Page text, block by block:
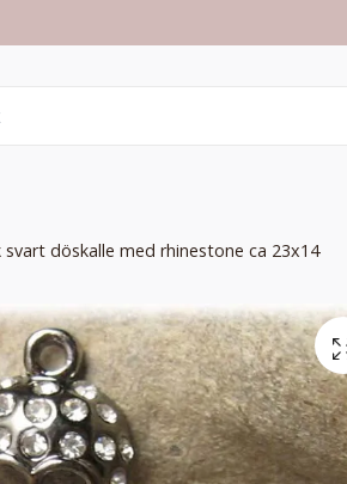
svart döskalle med rhinestone ca 23x14